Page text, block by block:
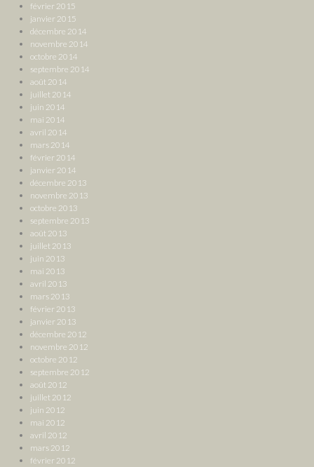
février 2015
janvier 2015
décembre 2014
novembre 2014
octobre 2014
septembre 2014
août 2014
juillet 2014
juin 2014
mai 2014
avril 2014
mars 2014
février 2014
janvier 2014
décembre 2013
novembre 2013
octobre 2013
septembre 2013
août 2013
juillet 2013
juin 2013
mai 2013
avril 2013
mars 2013
février 2013
janvier 2013
décembre 2012
novembre 2012
octobre 2012
septembre 2012
août 2012
juillet 2012
juin 2012
mai 2012
avril 2012
mars 2012
février 2012